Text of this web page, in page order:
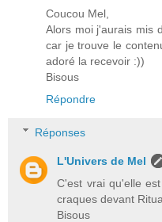
Coucou Mel,
Alors moi j'aurais mis
car je trouve le
adoré la recevoir :))
Bisous
Répondre
Réponses
L'Univers de Mel
C'est vrai qu'elle
craques devant
Bisous